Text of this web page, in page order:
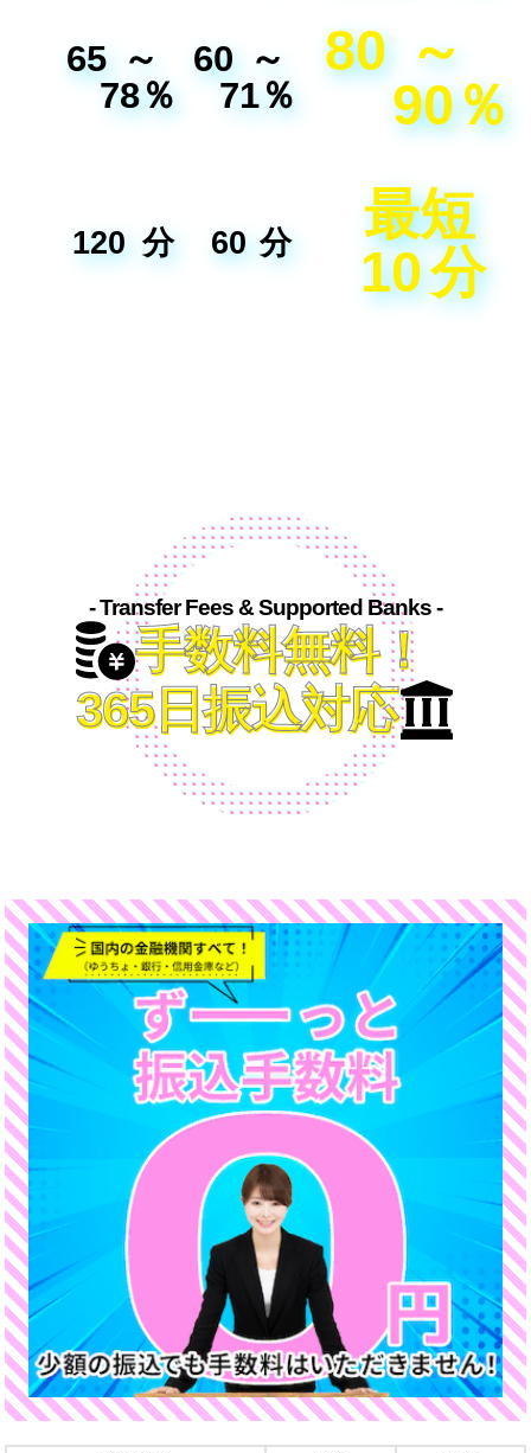
65 ～
78％
120 分
60 ～
71％
60 分
80 ～
90％
最短
10分
- Transfer Fees & Supported Banks -
手数料無料！
365日振込対応